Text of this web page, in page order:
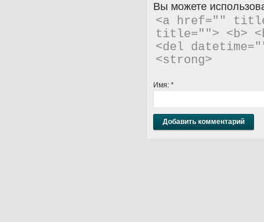
Вы можете
<a href=""
title=""> <b>
<del
<strong>
Имя: *